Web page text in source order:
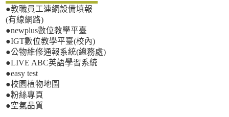
●教職員工連網設備填報
(有線網路)
●newplus數位教學平臺
●IGT數位教學平臺(校內)
●公物維修通報系統(總務處)
●LIVE ABC英語學習系統
●easy test
●校園植物地圖
●粉絲專頁
●空氣品質